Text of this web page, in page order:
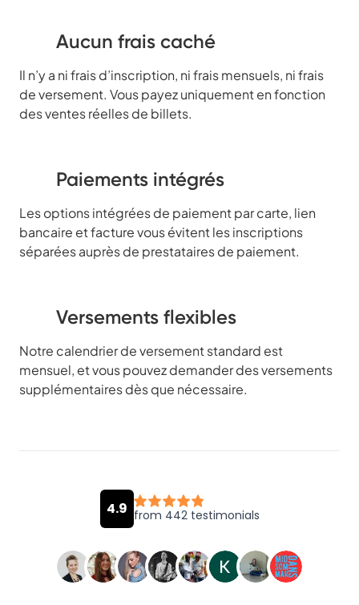
Aucun frais caché
Il n’y a ni frais d’inscription, ni frais mensuels, ni frais
de versement. Vous payez uniquement en fonction
des ventes réelles de billets.
Paiements intégrés
Les options intégrées de paiement par carte, lien
bancaire et facture vous évitent les inscriptions
séparées auprès de prestataires de paiement.
Versements flexibles
Notre calendrier de versement standard est
mensuel, et vous pouvez demander des versements
supplémentaires dès que nécessaire.